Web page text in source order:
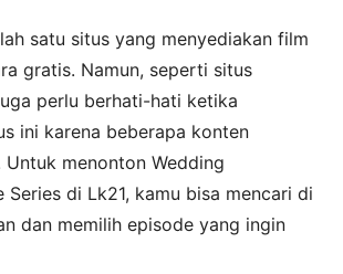
satu situs yang menyediakan film
gratis. Namun, seperti situs
perlu berhati-hati ketika
ini karena beberapa konten
Untuk menonton Wedding
Series di Lk21, kamu bisa mencari di
dan memilih episode yang ingin